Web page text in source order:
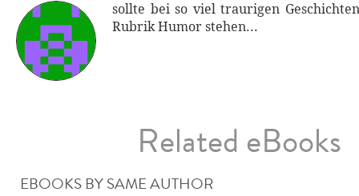
sollte bei so viel traurigen
Rubrik Humor stehen...
Related eBooks
EBOOKS BY SAME AUTHOR